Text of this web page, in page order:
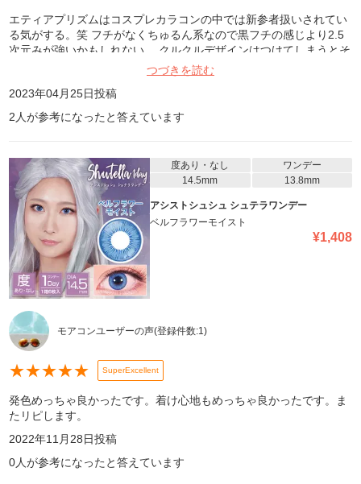
エティアプリズムはコスプレカラコンの中では新参者扱いされてい
る気がする。笑 フチがなくちゅるん系なので黒フチの感じより2.5
次元みが強いかもしれない。 クルクルデザインはつけてしまうとそ
こまで違和感ないですよ。近くで見るとわかるくらいかな
つづきを読む
2023年04月25日投稿
2 人が参考になったと答えています
度あり・なし
ワンデー
14.5mm
13.8mm
アシストシュシュ シュテラワンデー
ベルフラワーモイスト
¥1,408
モアコンユーザーの声(登録件数:1)
★★★★★ SuperExcellent
発色めっちゃ良かったです。着け心地もめっちゃ良かったです。ま
たリピします。
2022年11月28日投稿
0人が参考になったと答えています